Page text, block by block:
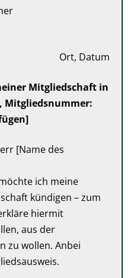
Ort, Datum
Mitgliedschaft in
Mitgliedsnummer:
[Name des
ich meine
kündigen – zum
hiermit
aus der
zu wollen. Anbei